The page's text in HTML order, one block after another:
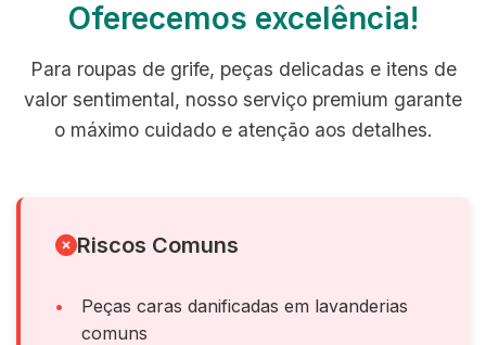
Oferecemos excelência!
Para roupas de grife, peças delicadas e itens de
valor sentimental, nosso serviço premium garante
o máximo cuidado e atenção aos detalhes.
Riscos Comuns
Peças caras danificadas em lavanderias
comuns